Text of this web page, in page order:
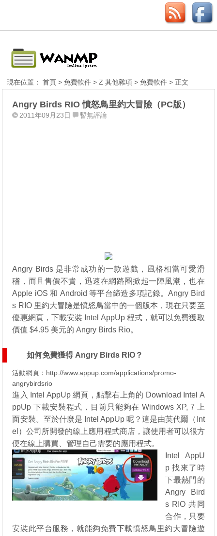
現在位置：首頁 >免費軟件 >Z 其他雜項 >免費軟件 > 正文
Angry Birds RIO 憤怒鳥里約大冒險（PC版）
2011年09月23日 暫無評論
Angry Birds 是非常成功的一款遊戲，風格相當可愛滑
稽，而且售價不貴，迅速在網路圈掀起一陣風潮，也在
Apple iOS 和 Android 等平台締造多項記錄。Angry Bird
s RIO 里約大冒險是憤怒鳥當中的一個版本，現在只要至
優惠網頁，下載安裝 Intel AppUp 程式，就可以免費獲取
價值 $4.95 美元的 Angry Birds Rio。
如何免費獲得 Angry Birds RIO？
活動網頁： http://www.appup.com/applications/promo-
angrybirdsrio
進入 Intel AppUp 網頁，點擊右上角的 Download Intel A
ppUp 下載安裝程式，目前只能夠在 Windows XP, 7 上
面安裝。至於什麼是 Intel AppUp 呢？這是由英代爾（Int
el）公司所開發的線上應用程式商店，讓使用者可以很方
便在線上購買、管理自己需要的應用程式。
Intel AppU
p 找來了時
下最熱門的
Angry Bird
s RIO 共同
合作，只要
安裝此平台服務，就能夠免費下載憤怒鳥里約大冒險遊